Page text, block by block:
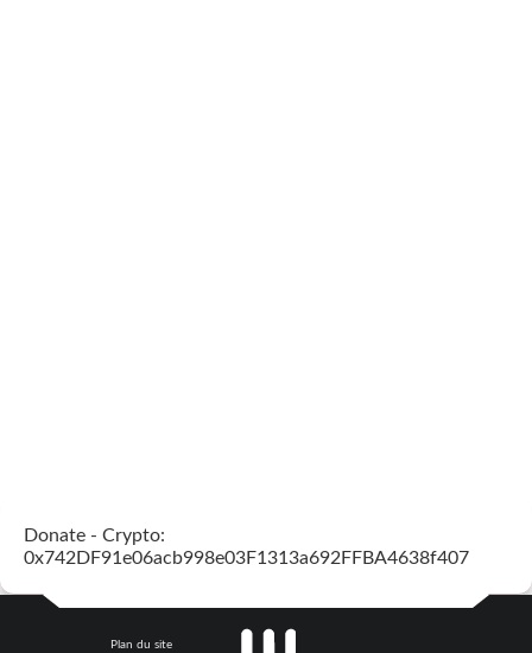
Donate - Crypto:
0x742DF91e06acb998e03F1313a692FFBA4638f407
Plan du site